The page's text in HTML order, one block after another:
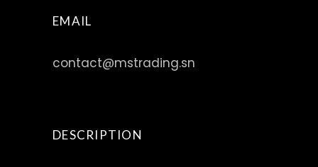
EMAIL
contact@mstrading.sn
DESCRIPTION